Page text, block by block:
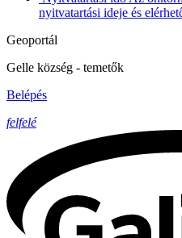
nyitvatartási ideje és
Geoportál
Gelle község - temetők
Belépés
felfelé